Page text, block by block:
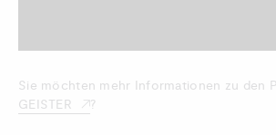
Sie möchten mehr Informationen zu den
GEISTER
?